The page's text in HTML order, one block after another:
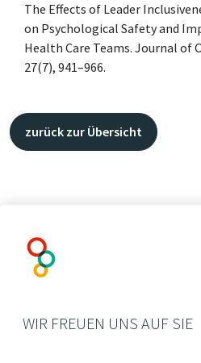
The Effects of Leader
on Psychological Safety and
Health Care Teams. Journal of
27(7), 941–966.
zurück zur Übersicht
WIR FREUEN UNS AUF SIE